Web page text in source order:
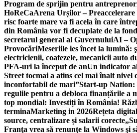
Program de sprijin pentru
HoReCaArena Urșilor –
risc foarte mare va fi acela în care
din România vor fi decuplate de la
secretarul general al GuvernuluiAI –
ProvocăriMeseriile ies încet la lumină:
electricienii, coafezele, mecanicii auto
PFA-uri la început de anUn indicator
Street tocmai a atins cel mai înalt nivel
inconfortabil de mari”Start-up Nation:
regulile pentru a debloca finanțările a
top mondial: Investiți în România!
terminaMarketing in 2026Rețeta
source, centralizare și salarii corecte
Franţa vrea să renunţe la Windows şi